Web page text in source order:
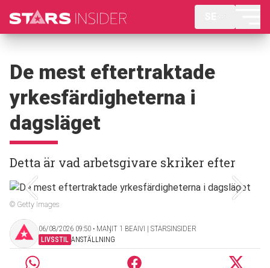
De mest eftertraktade
yrkesfärdigheterna i
dagsläget
Detta är vad arbetsgivare skriker efter
© Getty Images
06/08/2026 09:50 ‧ MAŊIT 1 BEAIVI | STARSINSIDER
LIVSSTIL ANSTÄLLNING